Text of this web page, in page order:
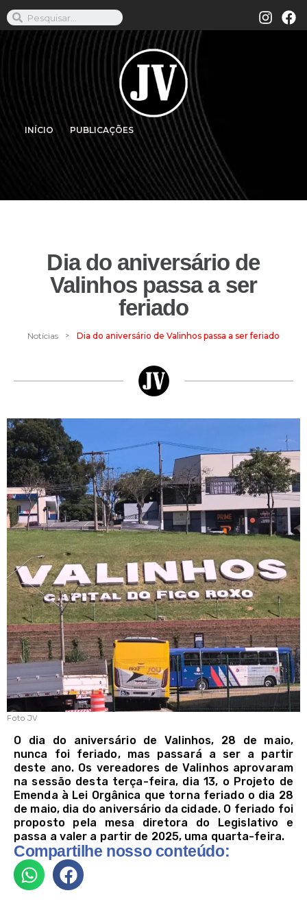
INÍCIO PUBLICAÇÕES
Dia do aniversário de
Valinhos passa a ser
feriado
Notícias > Dia do aniversário de Valinhos passa a ser feriado
Foto JV
O dia do aniversário de Valinhos, 28 de maio,
nunca foi feriado, mas passará a ser a partir
deste ano. Os vereadores de Valinhos aprovaram
na sessão desta terça-feira, dia 13, o Projeto de
Emenda à Lei Orgânica que torna feriado o dia 28
de maio, dia do aniversário da cidade. O feriado foi
proposto pela mesa diretora do Legislativo e
passa a valer a partir de 2025, uma quarta-feira.
Compartilhe nosso conteúdo: